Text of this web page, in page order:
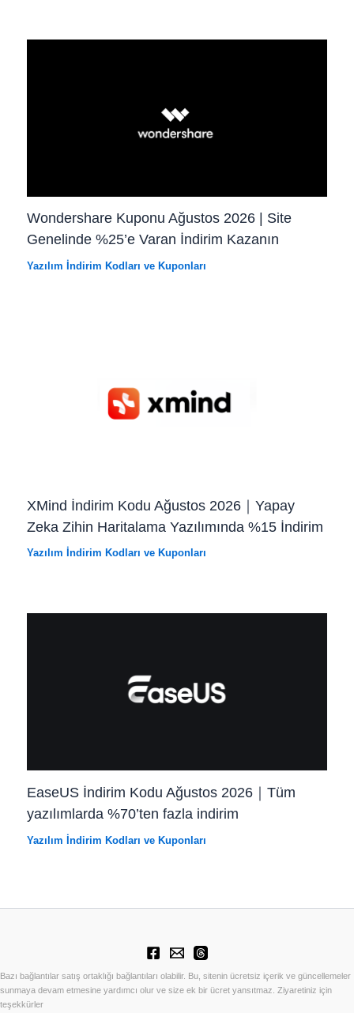
Wondershare Kuponu Ağustos 2026 | Site
Genelinde %25’e Varan İndirim Kazanın
Yazılım İndirim Kodları ve Kuponları
XMind İndirim Kodu Ağustos 2026｜Yapay
Zeka Zihin Haritalama Yazılımında %15 İndirim
Yazılım İndirim Kodları ve Kuponları
EaseUS İndirim Kodu Ağustos 2026｜Tüm
yazılımlarda %70’ten fazla indirim
Yazılım İndirim Kodları ve Kuponları
Bazı bağlantılar satış ortaklığı bağlantıları olabilir. Bu, sitenin ücretsiz içerik ve güncellemeler
sunmaya devam etmesine yardımcı olur ve size ek bir ücret yansıtmaz. Ziyaretiniz için
teşekkürler